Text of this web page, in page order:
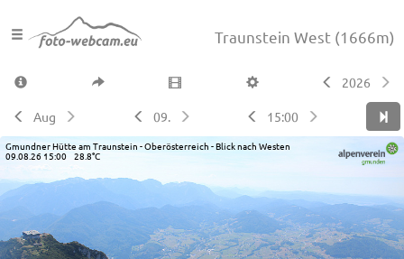
Traunstein West (1666m)
2026
Aug 09. 15:00
Gmundner Hütte am Traunstein - Oberösterreich - Blick nach Westen
09.08.26 15:00 28.8°C